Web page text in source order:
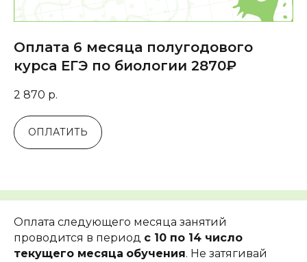
Оплата 6 месяца полугодового
курса ЕГЭ по биологии 2870₽
2 870 р.
ОПЛАТИТЬ
Оплата следующего месяца занятий
проводится в период с 10 по 14 число
текущего месяца обучения. Не затягивай